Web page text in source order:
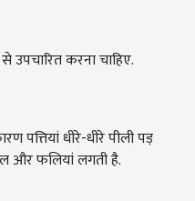
करना चाहिए.
धीरे-धीरे पीली पड़
और फलियां लगती है.